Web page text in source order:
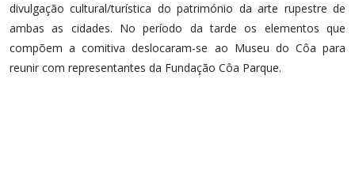
divulgação cultural/turística do património da arte rupestre de
ambas as cidades. No período da tarde os elementos que
compõem a comitiva deslocaram-se ao Museu do Côa para
reunir com representantes da Fundação Côa Parque.